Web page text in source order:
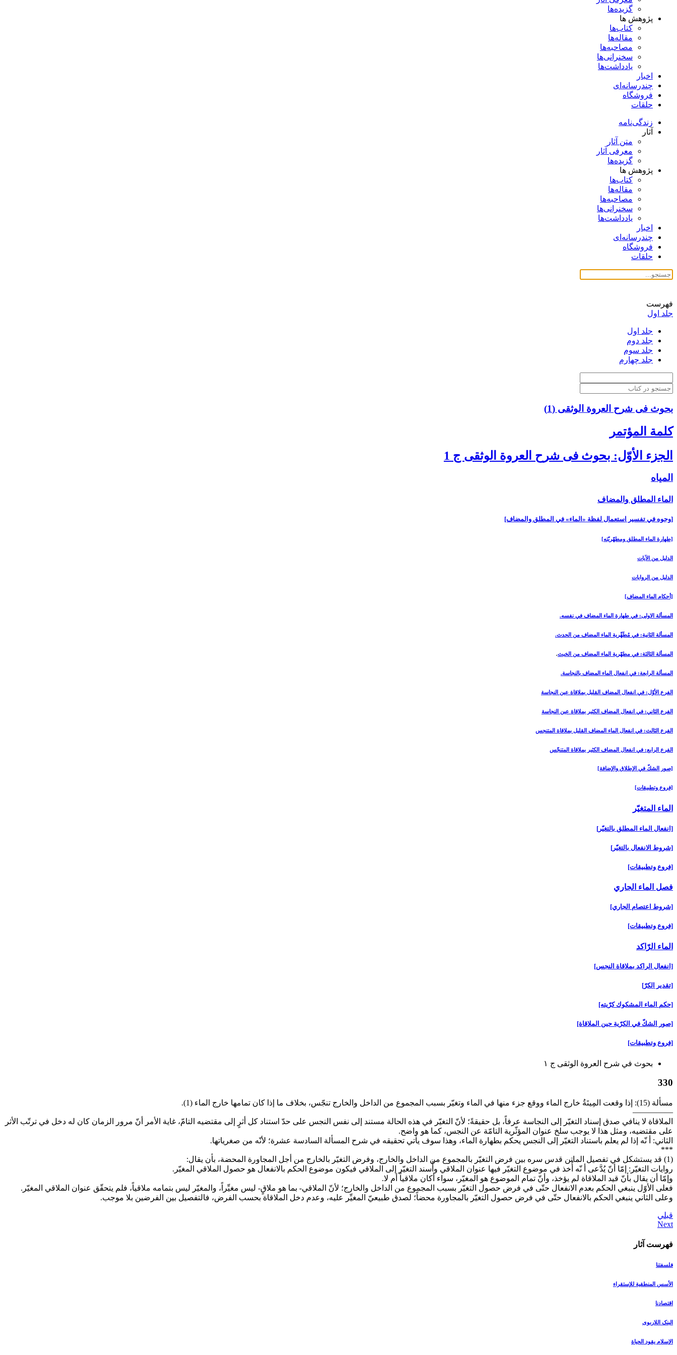
گزیده‌ها
پژوهش ها
کتاب‌ها
مقاله‌ها
مصاحبه‌ها
سخنرانی‌ها
یادداشت‌ها
اخبار
چندرسانه‌ای
فروشگاه
حلقات
زندگی‌نامه
آثار
متن آثار
معرفی آثار
گزیده‌ها
پژوهش ها
کتاب‌ها
مقاله‌ها
مصاحبه‌ها
سخنرانی‌ها
یادداشت‌ها
اخبار
چندرسانه‌ای
فروشگاه
حلقات
فهرست
جلد اول
جلد اول
جلد دوم
جلد سوم
جلد چهارم
بحوث فی شرح العروة الوثقی (1)
كلمة المؤتمر
الجزء الأوّل: بحوث فى شرح العروة الوثقى ج 1
المياه‏
الماء المطلق والمضاف‏
[وجوه في تفسير استعمال لفظة «الماء» في المطلق والمضاف‏]
[طهارة الماء المطلق ومطهّريّته‏]
الدليل من الآيات
الدليل من الروايات
[أحكام الماء المضاف‏]
المسألة الاولى: في طهارة الماء المضاف في نفسه.
المسألة الثانية: في مُطَهِّرية الماء المضاف من الحدث.
المسألة الثالثة: في مطهّرية الماء المضاف من الخبث.
المسألة الرابعة: في انفعال الماء المضاف بالنجاسة.
الفرع الأوّل: في انفعال المضاف القليل بملاقاة عين النجاسة
الفرع الثاني: في انفعال المضاف الكثير بملاقاة عين النجاسة
الفرع الثالث: في انفعال الماء المضاف القليل بملاقاة المتنجس
الفرع الرابع: في انفعال المضاف الكثير بملاقاة المتنجّس
[صور الشكّ في الإطلاق والإضافة]
[فروع وتطبيقات‏]
الماء المتغيّر
[انفعال الماء المطلق بالتغيّر]
[شروط الانفعال بالتغيّر]
[فروع وتطبيقات‏]
فصل الماء الجاري‏
[شروط اعتصام الجاري‏]
[فروع وتطبيقات‏]
الماء الرّاكد
[انفعال الراكد بملاقاة النجس‏]
[تقدير الكرّ]
[حكم الماء المشكوك كرّيته‏]
[صور الشكّ في الكرّية حين الملاقاة]
[فروع وتطبيقات‏]
بحوث في شرح العروة الوثقى ج ۱
330
مسألة (15): إذا وقعت المِيتَةُ خارج الماء ووقع جزء منها في الماء وتغيّر بسبب المجموع من الداخل والخارج تنجّس، بخلاف ما إذا كان تمامها خارج الماء (1).
—————
الملاقاة لا ينافي صدق إسناد التغيّر إلى النجاسة عرفاً، بل حقيقةً؛ لأنّ التغيّر في هذه الحالة مستند إلى نفس النجس على حدّ استناد كل أثرٍ إلى مقتضيه التامّ، غاية الأمر أنّ مرور الزمان كان له دخل في ترتّب الأثر
على مقتضيه، ومثل هذا لا يوجب سلخ عنوان المؤثّرية التامّة عن النجس، كما هو واضح.
الثاني: أ نّه إذا لم يعلم باستناد التغيّر إلى النجس يحكم بطهارة الماء، وهذا سوف يأتي تحقيقه في شرح المسألة السادسة عشرة؛ لأنّه من صغرياتها.
***
(1) قد يستشكل في تفصيل الماتن قدس سره بين فرض التغيّر بالمجموع من الداخل والخارج، وفرض التغيّر بالخارج من أجل المجاورة المحضة، بأن يقال:
روايات التغيّر: إمّا أنّ يُدَّعى أ نّه أُخذ في موضوع التغيّر فيها عنوان الملاقي وأُسند التغيّر إلى الملاقي فيكون موضوع الحكم بالانفعال هو حصول الملاقي المغيّر.
وإمّا أن يقال بأنّ قيد الملاقاة لم يؤخذ، وأنّ تمام الموضوع هو المغيّر، سواء أكان ملاقياً أم لا.
فعلى الأوّل ينبغي الحكم بعدم الانفعال حتّى في فرض حصول التغيّر بسبب المجموع من الداخل والخارج؛ لأنّ الملاقي- بما هو ملاقٍ- ليس مغيِّراً، والمغيّر ليس بتمامه ملاقياً، فلم يتحقّق عنوان الملاقي المغيّر.
وعلى الثاني ينبغي الحكم بالانفعال حتّى في فرض حصول التغيّر بالمجاورة محضاً؛ لصدق طبيعيّ المغيِّر عليه، وعدم دخل الملاقاة بحسب الفرض، فالتفصيل بين الفرضين بلا موجب.
قبلي
فهرست آثار
فلسفتنا
الأسس المنطقیة للإستقراء
اقتصادنا
البنک اللاربوی
الإسلام یقود الحیاة